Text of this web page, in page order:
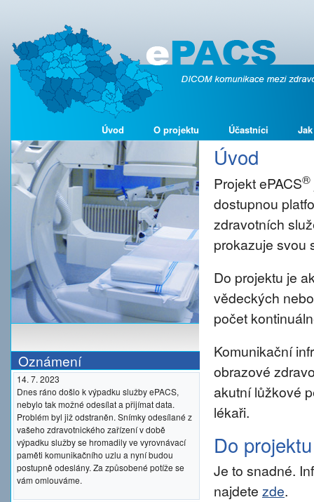
Úvod O projektu Účastníci
Oznámení
14. 7. 2023
Dnes ráno došlo k výpadku služby ePACS,
nebylo tak možné odesílat a přijímat data.
Problém byl již odstraněn. Snímky odesílané z
vašeho zdravotnického zařízení v době
výpadku služby se hromadily ve vyrovnávací
paměti komunikačního uzlu a nyní budou
postupně odeslány. Za způsobené potíže se
vám omlouváme.
Úvod
Projekt ePACS®
dostupnou
zdravotních
prokazuje svou
Do projektu je
vědeckých
počet
Komunikační
obrazové
akutní lůžkové
lékaři.
Do
Je to snadné.
najdete zde.